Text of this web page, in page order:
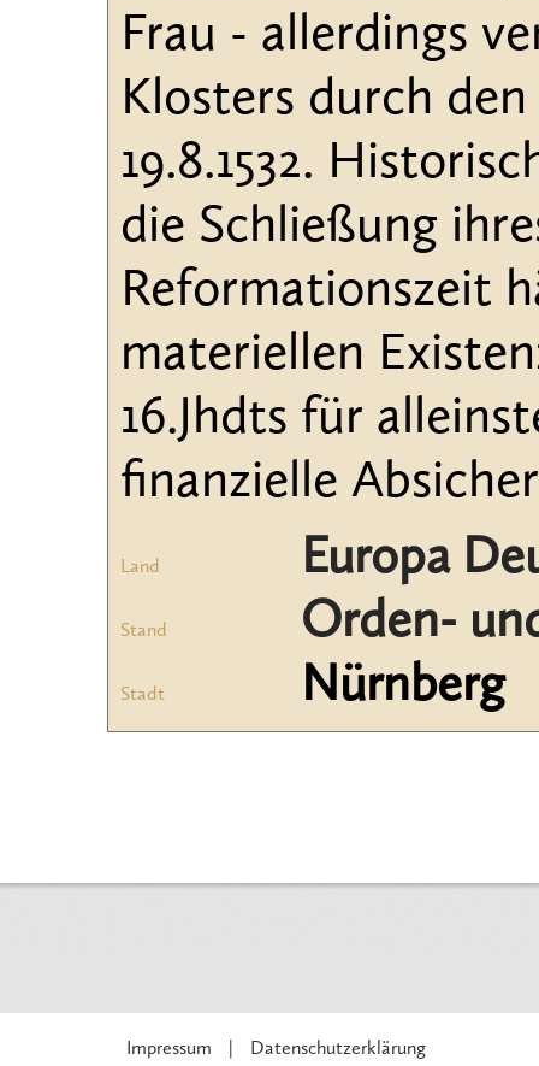
Frau - allerdings
Klosters durch
19.8.1532.
die Schließung
Reformationszeit
materiellen
16.Jhdts für
finanzielle
Land Europa
Stand Orden-
Stadt Nürnberg
Impressum Datenschutzerklärung